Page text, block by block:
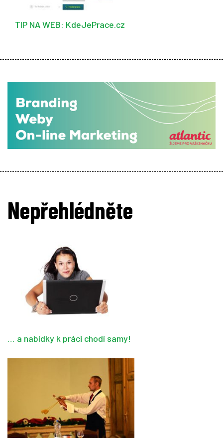
TIP NA WEB: KdeJePrace.cz
Nepřehlédněte
… a nabídky k práci chodí samy!